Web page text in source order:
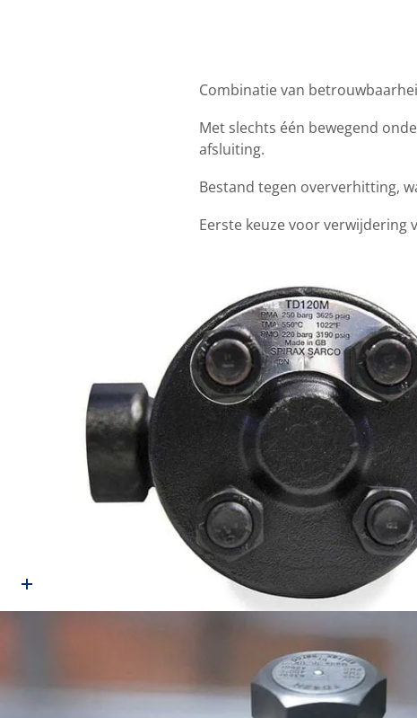
Combinatie van
Met slechts één bewegend
afsluiting.
Bestand tegen oververhitting,
Eerste keuze voor